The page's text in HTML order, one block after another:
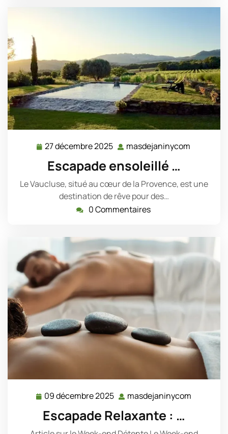
27 décembre 2025 27
décembre
2025
masdejaninycom
Escapade ensoleillé …
Le Vaucluse, situé au cœur de la Provence, est une
destination de rêve pour des…
0 Commentaires
09 décembre 2025 09
décembre
2025
masdejaninycom
Escapade Relaxante : …